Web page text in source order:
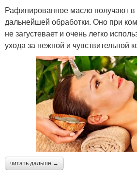
Рафинированное масло получают в
дальнейшей обработки. Оно при
не загустевает и очень легко
ухода за нежной и чувствительной
читать дальше →